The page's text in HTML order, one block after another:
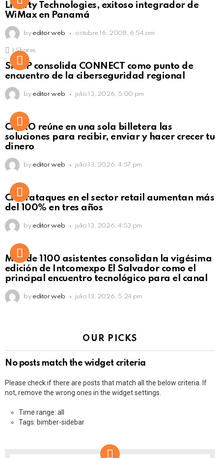
Liberty Technologies, exitoso integrador de
WiMax en Panamá
by editor web octubre 16, 2008, 6:54 am
Click to view this post
Shares
SISAP consolida CONNECT como punto de
encuentro de la ciberseguridad regional
by editor web julio 13, 2026, 5:00 pm
Not Safe For Work
Click to view this post
CiNKO reúne en una sola billetera las
soluciones para recibir, enviar y hacer crecer tu
dinero
by editor web julio 13, 2026, 4:57 pm
Ciberataques en el sector retail aumentan más
del 100% en tres años
by editor web julio 13, 2026, 4:53 pm
Más de 1100 asistentes consolidan la vigésima
edición de Intcomexpo El Salvador como el
principal encuentro tecnológico para el canal
by editor web julio 13, 2026, 5:24 pm
OUR PICKS
No posts match the widget criteria
Please check if there are posts that match all the below criteria. If
not, remove the wrong ones in the widget settings.
Time range: all
Tags: bimber-sidebar